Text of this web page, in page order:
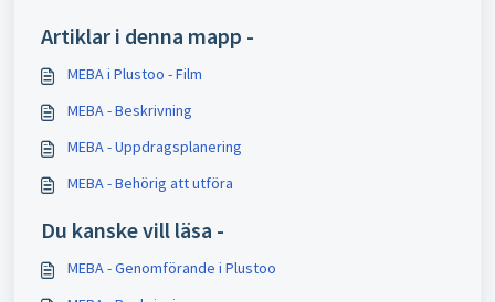
Artiklar i denna mapp -
MEBA i Plustoo - Film
MEBA - Beskrivning
MEBA - Uppdragsplanering
MEBA - Behörig att utföra
Du kanske vill läsa -
MEBA - Genomförande i Plustoo